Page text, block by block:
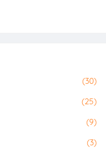
(30)
(25)
(9)
(3)